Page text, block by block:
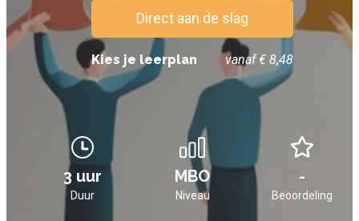
Mijn leerplek
Voucher verzilveren
Account en hulp
Meer
Inloggen
Direct aan de slag
Kies je leerplan vanaf € 8,48
3 uur MBO -
Duur Niveau Beoordeling